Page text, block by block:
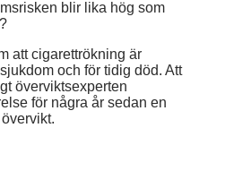
blir lika hög som
att cigarettrökning är
och för tidig död. Att
överviktsexperten
för några år sedan en